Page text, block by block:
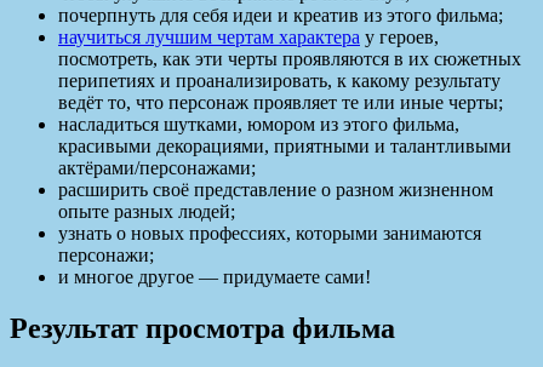
почерпнуть для себя идеи и креатив из этого фильма;
научиться лучшим чертам характера у героев,
посмотреть, как эти черты проявляются в их сюжетных
перипетиях и проанализировать, к какому результату
ведёт то, что персонаж проявляет те или иные черты;
насладиться шутками, юмором из этого фильма,
красивыми декорациями, приятными и талантливыми
актёрами/персонажами;
расширить своё представление о разном жизненном
опыте разных людей;
узнать о новых профессиях, которыми занимаются
персонажи;
и многое другое — придумаете сами!
Результат просмотра фильма